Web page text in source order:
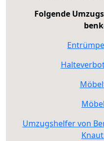
Folgende
Umzugshelfer von